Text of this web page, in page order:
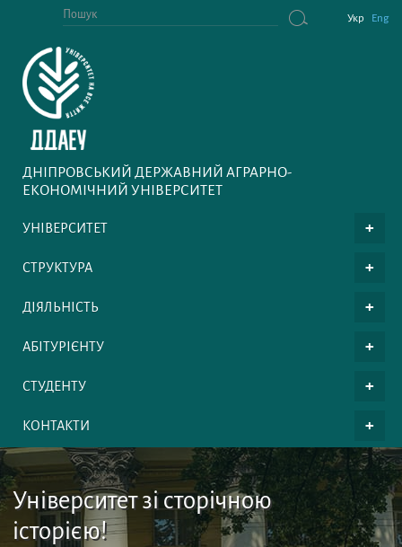
Укр Eng
ДНІПРОВСЬКИЙ ДЕРЖАВНИЙ АГРАРНО-
ЕКОНОМІЧНИЙ УНІВЕРСИТЕТ
УНІВЕРСИТЕТ
СТРУКТУРА
ДІЯЛЬНІСТЬ
АБІТУРІЄНТУ
СТУДЕНТУ
КОНТАКТИ
Університет зі сторічною
історією!